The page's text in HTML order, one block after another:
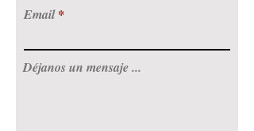
Email
Déjanos un mensaje ...